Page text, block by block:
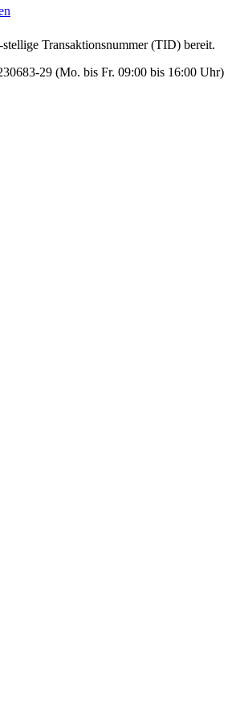
Transaktionsnummer (TID) bereit.
29 (Mo. bis Fr. 09:00 bis 16:00 Uhr)